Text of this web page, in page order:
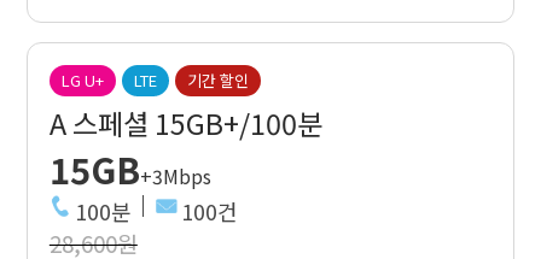
LG U+ LTE 기간 할인
A 스페셜 15GB+/100분
15GB+3Mbps
100분 100건
28,600원